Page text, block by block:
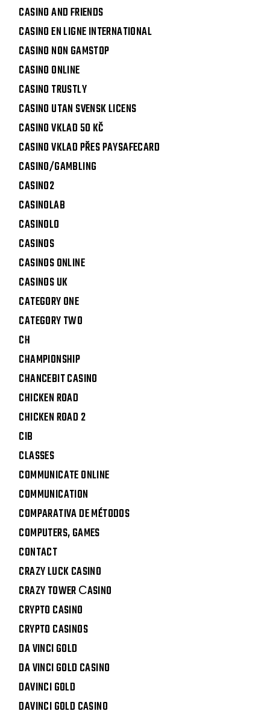
CASINO AND FRIENDS
CASINO EN LIGNE INTERNATIONAL
CASINO NON GAMSTOP
CASINO ONLINE
CASINO TRUSTLY
CASINO UTAN SVENSK LICENS
CASINO VKLAD 50 KČ
CASINO VKLAD PŘES PAYSAFECARD
CASINO/GAMBLING
CASINO2
CASINOLAB
CASINOLO
CASINOS
CASINOS ONLINE
CASINOS UK
CATEGORY ONE
CATEGORY TWO
CH
CHAMPIONSHIP
CHANCEBIT CASINO
CHICKEN ROAD
CHICKEN ROAD 2
CIB
CLASSES
COMMUNICATE ONLINE
COMMUNICATION
COMPARATIVA DE MÉTODOS
COMPUTERS, GAMES
CONTACT
CRAZY LUCK CASINO
CRAZY TOWER СASINO
CRYPTO CASINO
CRYPTO CASINOS
DA VINCI GOLD
DA VINCI GOLD CASINO
DAVINCI GOLD
DAVINCI GOLD CASINO